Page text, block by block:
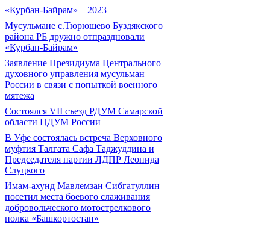
«Курбан-Байрам» – 2023
Мусульмане с.Тюрюшево Буздякского
района РБ дружно отпраздновали
«Курбан-Байрам»
Заявление Президиума Центрального
духовного управления мусульман
России в связи с попыткой военного
мятежа
Состоялся VII съезд РДУМ Самарской
области ЦДУМ России
В Уфе состоялась встреча Верховного
муфтия Талгата Сафа Таджуддина и
Председателя партии ЛДПР Леонида
Слуцкого
Имам-ахунд Мавлемзан Сибгатуллин
посетил места боевого слаживания
добровольческого мотострелкового
полка «Башкортостан»